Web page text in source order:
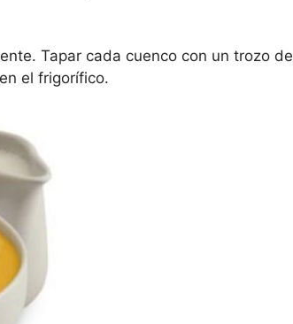
Tapar cada cuenco con un trozo de
el frigorífico.